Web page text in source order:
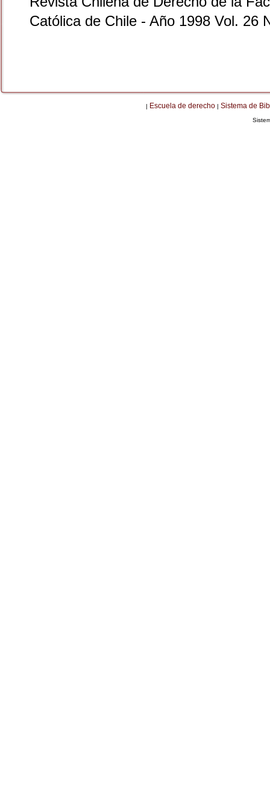
Católica de Chile - Año 1998 Vol. 26
| Escuela de derecho | Sistema de